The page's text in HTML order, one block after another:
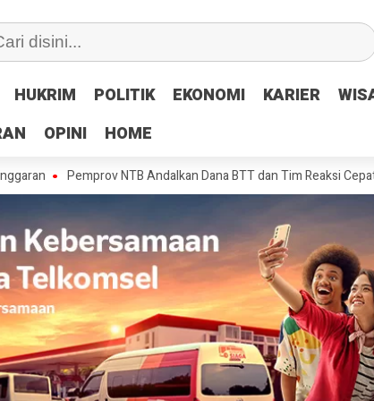
HUKRIM POLITIK EKONOMI KARIER
OPINI HOME
HUKRIM POLITIK EKONOMI KARIER
OPINI HOME
Pemprov NTB Andalkan Dana BTT dan Tim Reaksi Cepat Tangani